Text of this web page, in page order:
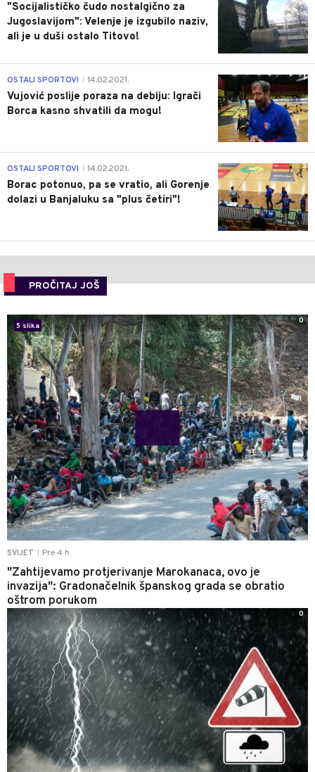
"Socijalističko čudo nostalgično za
Jugoslavijom": Velenje je izgubilo naziv,
ali je u duši ostalo Titovo!
1
OSTALI SPORTOVI 14.02.2021.
Vujović poslije poraza na debiju: Igrači
Borca kasno shvatili da mogu!
3
OSTALI SPORTOVI 14.02.2021.
Borac potonuo, pa se vratio, ali Gorenje
dolazi u Banjaluku sa "plus četiri"!
PROČITAJ JOŠ
SVIJET Pre 4 h
"Zahtijevamo protjerivanje Marokanaca, ovo je
invazija": Gradonačelnik španskog grada se obratio
oštrom porukom
5 slika
0
0